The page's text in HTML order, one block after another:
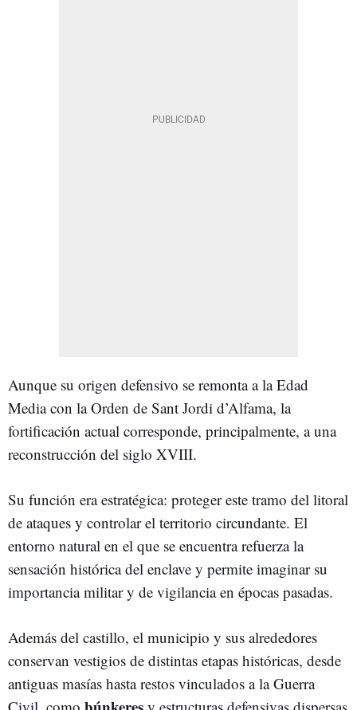
Aunque su origen defensivo se remonta a la Edad
Media con la Orden de Sant Jordi d’Alfama, la
fortificación actual corresponde, principalmente, a una
reconstrucción del siglo XVIII.
Su función era estratégica: proteger este tramo del litoral
de ataques y controlar el territorio circundante. El
entorno natural en el que se encuentra refuerza la
sensación histórica del enclave y permite imaginar su
importancia militar y de vigilancia en épocas pasadas.
Además del castillo, el municipio y sus alrededores
conservan vestigios de distintas etapas históricas, desde
antiguas masías hasta restos vinculados a la Guerra